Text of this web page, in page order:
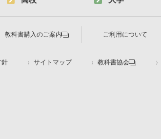
教科書購入のご案内 ご利用について
針 サイトマップ 教科書協会